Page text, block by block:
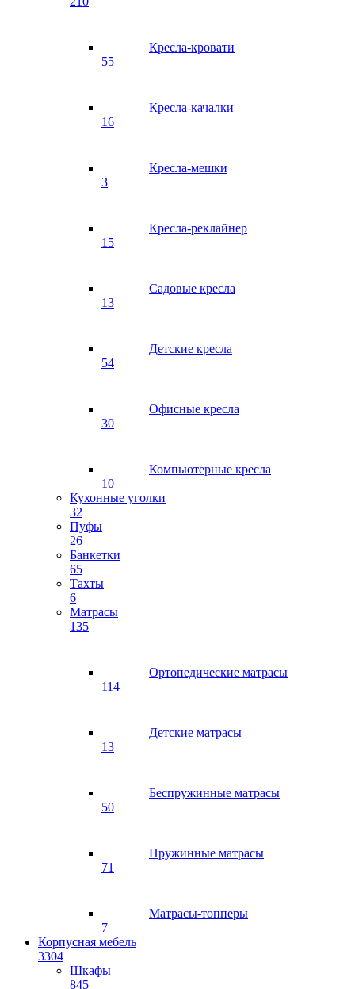
Кресла-кровати
55
Кресла-качалки
16
Кресла-мешки
3
Кресла-реклайнер
15
Садовые кресла
13
Детские кресла
54
Офисные кресла
30
Компьютерные кресла
10
Кухонные уголки
32
Пуфы
26
Банкетки
65
Тахты
6
Матрасы
135
Ортопедические матрасы
114
Детские матрасы
13
Беспружинные матрасы
50
Пружинные матрасы
71
Матрасы-топперы
7
Корпусная мебель
3304
Шкафы
845